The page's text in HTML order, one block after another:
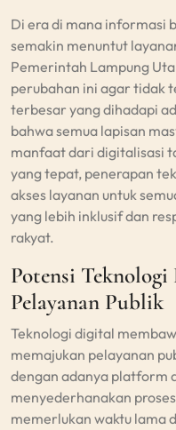
Di era di mana informasi
semakin menuntut
Pemerintah Lampung
perubahan ini agar tidak
terbesar yang dihadapi
bahwa semua lapisan
manfaat dari digitalisasi
yang tepat, penerapan
akses layanan untuk
yang lebih inklusif dan
rakyat.
Potensi
Pelayanan Publik
Teknologi digital
memajukan pelayanan
dengan adanya platform
menyederhanakan
memerlukan waktu lama